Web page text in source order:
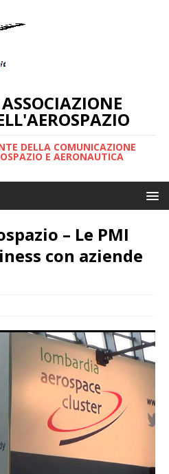
DELLA COMUNICAZIONE
E AERONAUTICA
– Le PMI
con aziende